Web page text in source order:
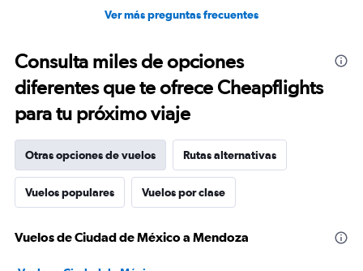
Ver más preguntas frecuentes
Consulta miles de opciones
diferentes que te ofrece Cheapflights
para tu próximo viaje
Otras opciones de vuelos Rutas alternativas
Vuelos populares Vuelos por clase
Vuelos de Ciudad de México a Mendoza